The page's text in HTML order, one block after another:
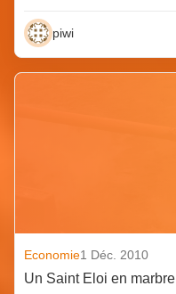
piwi
Economie1 Déc. 2010
Un Saint Eloi en marbre